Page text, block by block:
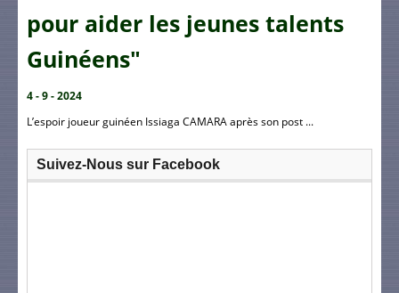
pour aider les jeunes talents
Guinéens"
4 - 9 - 2024
L’espoir joueur guinéen Issiaga CAMARA après son post ...
Suivez-Nous sur Facebook